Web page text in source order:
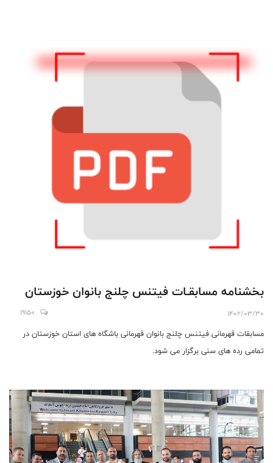
بخشنامه مسابقـات فیتنس چلنج بانوان خوزستان
1402/03/30
19150
مسابقات قهرمانی فیتنس چلنج بانوان قهرمانی باشگاه های استان خوزستان در
تمامی رده های سنی برگزار می شود.